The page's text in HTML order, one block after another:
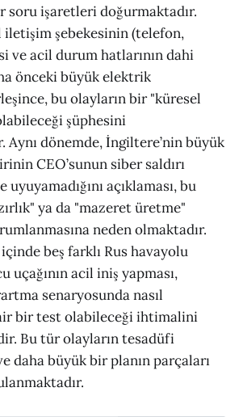
soru işaretleri doğurmaktadır.
iletişim şebekesinin (telefon,
ve acil durum hatlarının dahi
önceki büyük elektrik
bu olayların bir "küresel
şüphesini
Aynı dönemde, İngiltere’nin büyük
CEO’sunun siber saldırı
açıklaması, bu
ya da "mazeret üretme"
neden olmaktadır.
beş farklı Rus havayolu
uçağının acil iniş yapması,
senaryosunda nasıl
bir test olabileceği ihtimalini
Bu tür olayların tesadüfi
daha büyük bir planın parçaları